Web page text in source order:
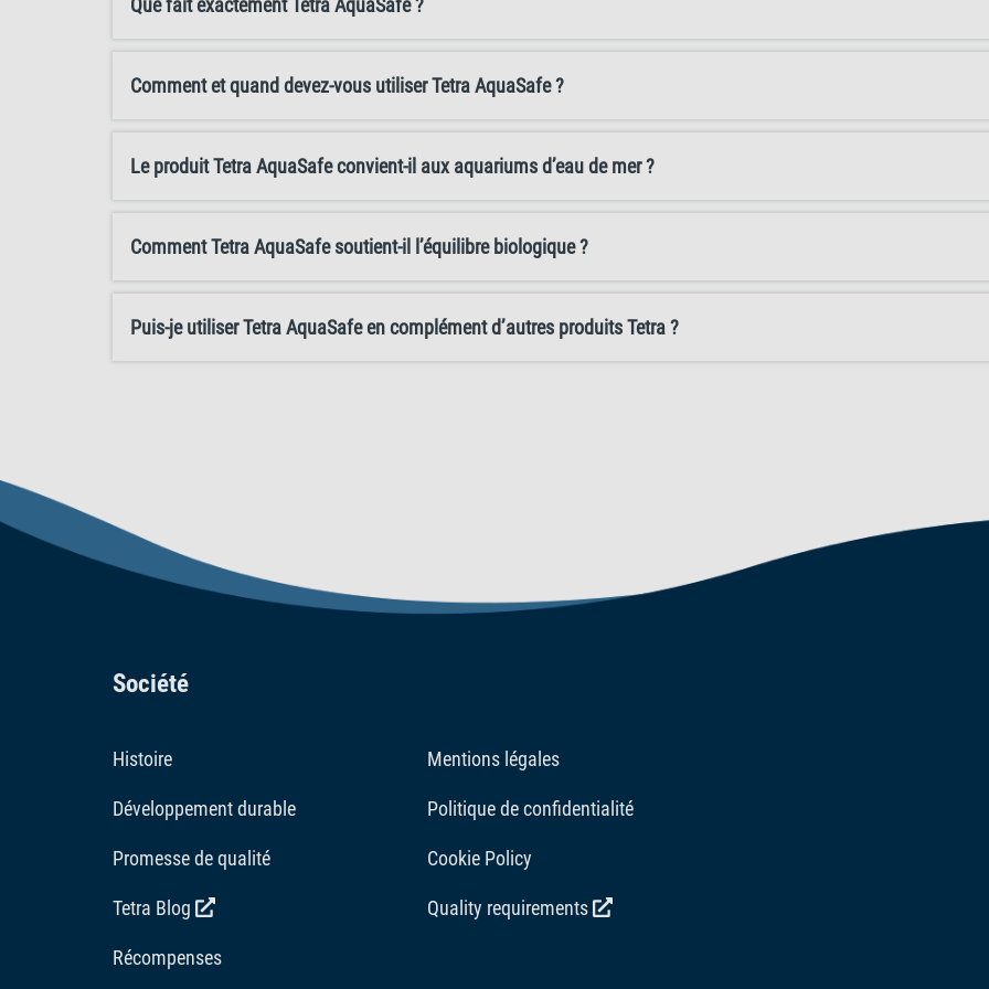
robinet nouvellement ajoutée directement dans l'aquarium. La coloration bleue du liquide disparaît
Comment et quand devez-vous utiliser Tetra AquaSafe ?
Le produit Tetra AquaSafe convient-il aux aquariums d’eau de mer ?
Comment Tetra AquaSafe soutient-il l’équilibre biologique ?
Puis-je utiliser Tetra AquaSafe en complément d’autres produits Tetra ?
Société
Histoire Mentions légales
Développement durable Politique de confidentialité
Promesse de qualité Cookie Policy
Tetra Blog Quality requirements
Récompenses